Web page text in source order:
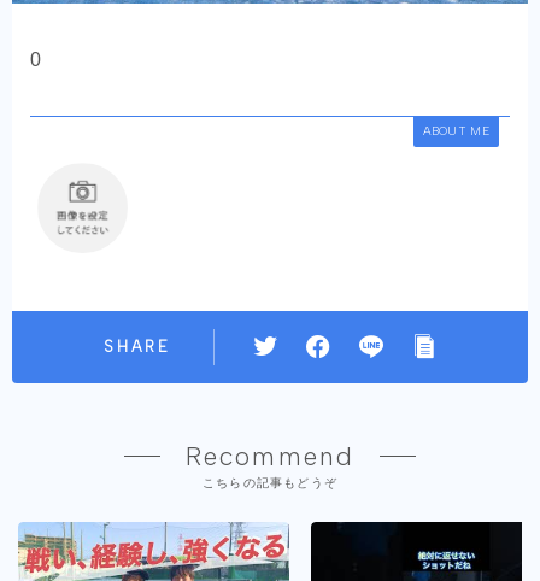
0
ABOUT ME
SHARE
Recommend
こちらの記事もどうぞ